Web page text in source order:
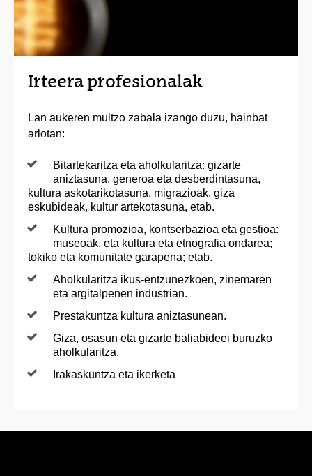
Irteera profesionalak
Lan aukeren multzo zabala izango duzu, hainbat
arlotan:
Bitartekaritza eta aholkularitza: gizarte
aniztasuna, generoa eta desberdintasuna,
kultura askotarikotasuna, migrazioak, giza
eskubideak, kultur artekotasuna, etab.
Kultura promozioa, kontserbazioa eta gestioa:
museoak, eta kultura eta etnografia ondarea;
tokiko eta komunitate garapena; etab.
Aholkularitza ikus-entzunezkoen, zinemaren
eta argitalpenen industrian.
Prestakuntza kultura aniztasunean.
Giza, osasun eta gizarte baliabideei buruzko
aholkularitza.
Irakaskuntza eta ikerketa